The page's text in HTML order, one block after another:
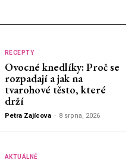
RECEPTY
Ovocné knedlíky: Proč se
rozpadají a jak na
tvarohové těsto, které
drží
Petra Zajícova - 8 srpna, 2026
AKTUÁLNĚ